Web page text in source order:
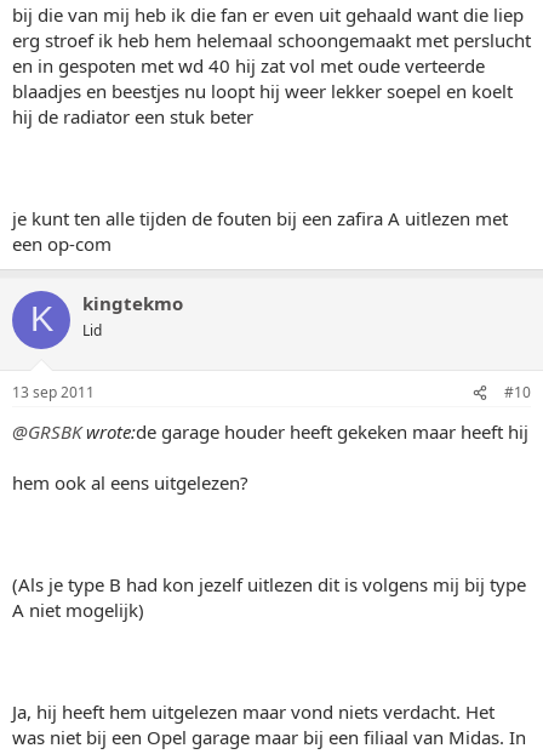
bij die van mij heb ik die fan er even uit gehaald want die liep
erg stroef ik heb hem helemaal schoongemaakt met perslucht
en in gespoten met wd 40 hij zat vol met oude verteerde
blaadjes en beestjes nu loopt hij weer lekker soepel en koelt
hij de radiator een stuk beter
je kunt ten alle tijden de fouten bij een zafira A uitlezen met
een op-com
K kingtekmo
Lid
13 sep 2011 #10
@GRSBKwrote:de garage houder heeft gekeken maar heeft hij
hem ook al eens uitgelezen?
(Als je type B had kon jezelf uitlezen dit is volgens mij bij type
A niet mogelijk)
Ja, hij heeft hem uitgelezen maar vond niets verdacht. Het
was niet bij een Opel garage maar bij een filiaal van Midas. In